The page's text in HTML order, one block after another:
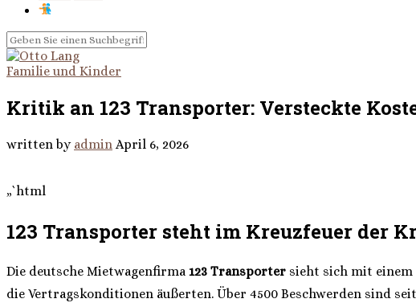
Familie und Kinder
Kritik an 123 Transporter: Versteckte
written by admin April 6, 2026
„`html
123 Transporter steht im Kreuzfeuer der
Die deutsche Mietwagenfirma 123 Transporter sieht sich mit
die Vertragskonditionen äußerten. Über 4500 Beschwerden sind